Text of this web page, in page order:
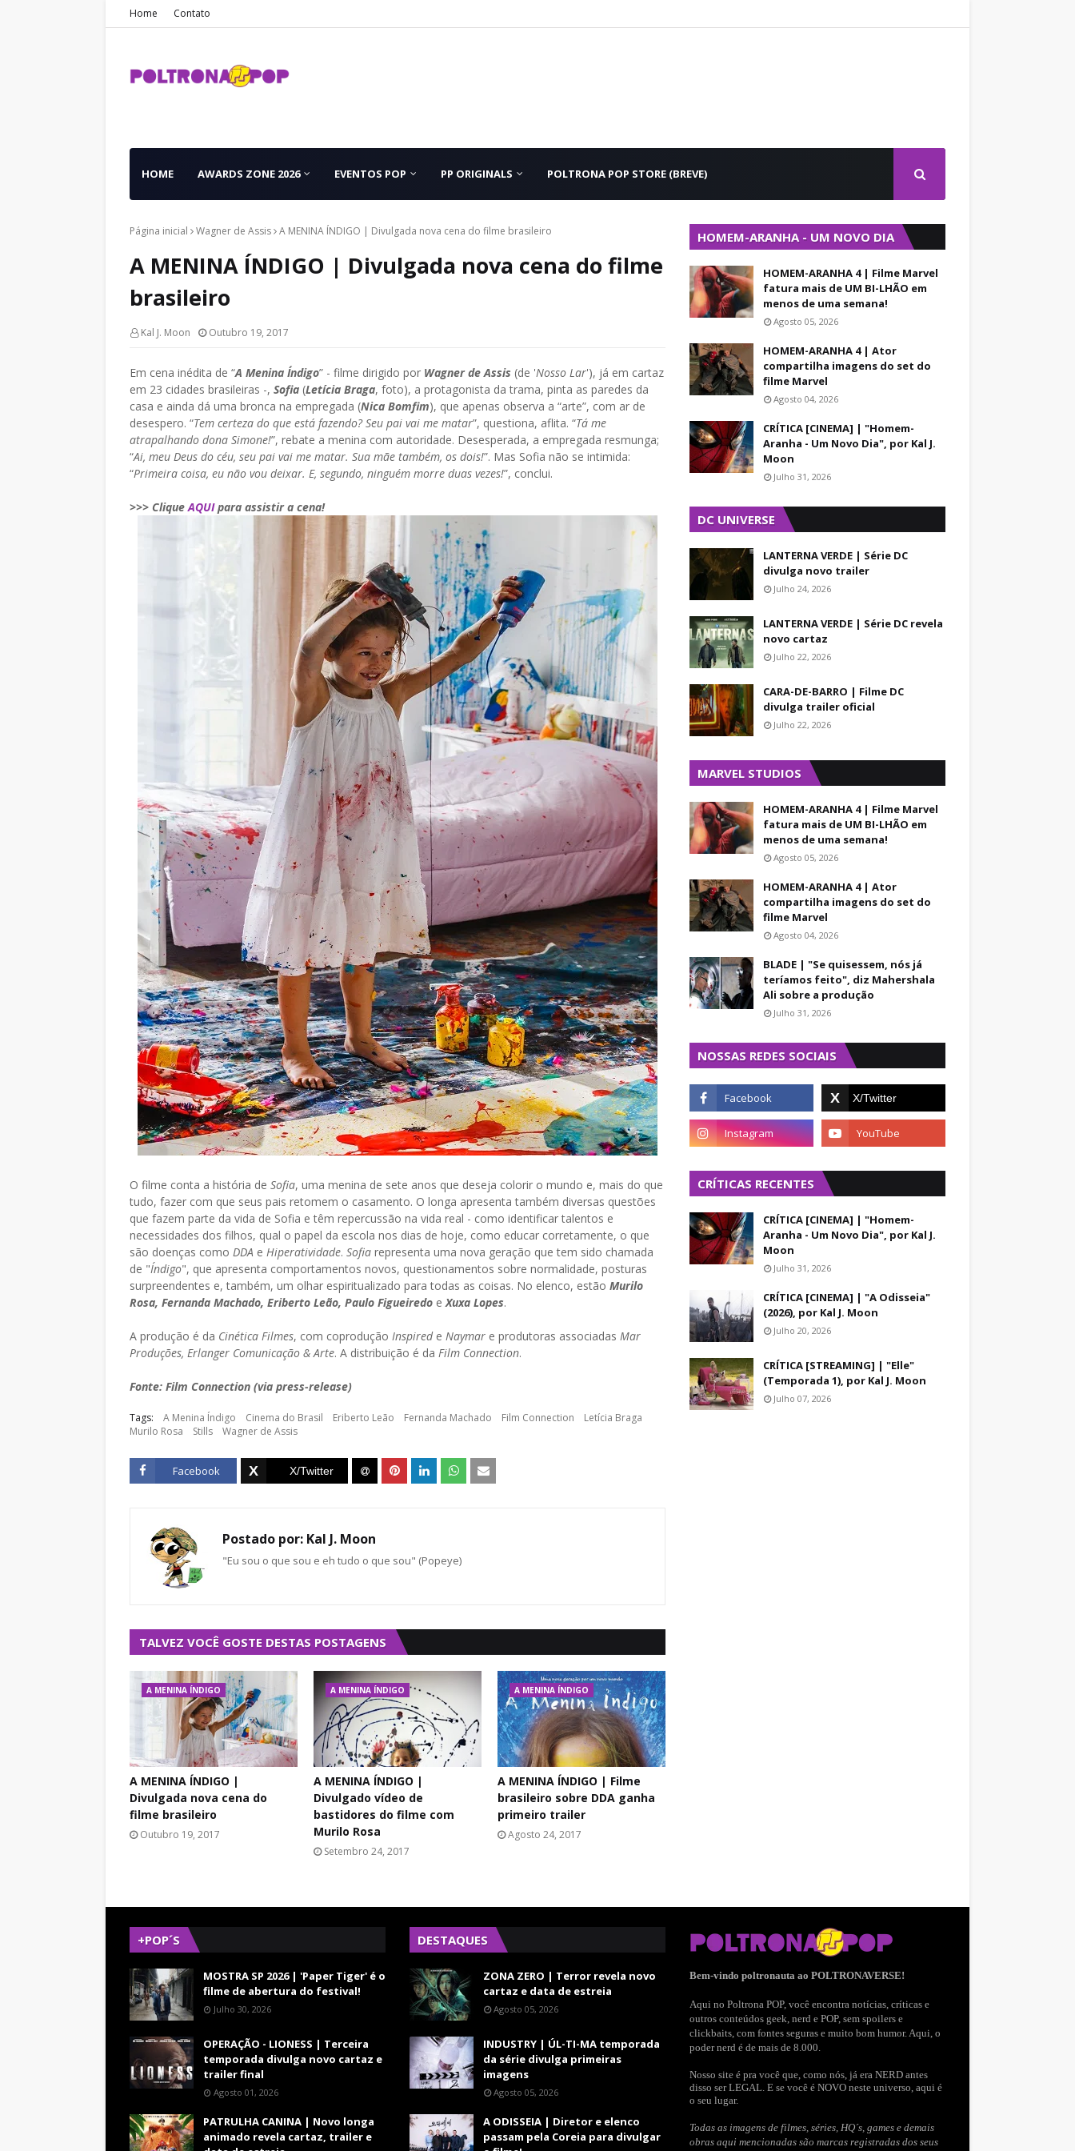
Home Contato
HOME AWARDS ZONE 2026 EVENTOS POP PP ORIGINALS POLTRONA POP STORE (BREVE)
Página inicial Wagner de Assis A MENINA ÍNDIGO | Divulgada nova cena do filme brasileiro
A MENINA ÍNDIGO | Divulgada nova cena do filme
brasileiro
Kal J. Moon Outubro 19, 2017
Em cena inédita de “A Menina Índigo” - filme dirigido por Wagner de Assis (de 'Nosso Lar'), já em cartaz
em 23 cidades brasileiras -, Sofia (Letícia Braga, foto), a protagonista da trama, pinta as paredes da
casa e ainda dá uma bronca na empregada (Nica Bomfim), que apenas observa a “arte”, com ar de
desespero. “Tem certeza do que está fazendo? Seu pai vai me matar”, questiona, aflita. “Tá me
atrapalhando dona Simone!”, rebate a menina com autoridade. Desesperada, a empregada resmunga;
“Ai, meu Deus do céu, seu pai vai me matar. Sua mãe também, os dois!”. Mas Sofia não se intimida:
“Primeira coisa, eu não vou deixar. E, segundo, ninguém morre duas vezes!”, conclui.
>>> CliqueAQUIpara assistir a cena!
O filme conta a história de Sofia, uma menina de sete anos que deseja colorir o mundo e, mais do que
tudo, fazer com que seus pais retomem o casamento. O longa apresenta também diversas questões
que fazem parte da vida de Sofia e têm repercussão na vida real - como identificar talentos e
necessidades dos filhos, qual o papel da escola nos dias de hoje, como educar corretamente, o que
são doenças como DDA e Hiperatividade. Sofia representa uma nova geração que tem sido chamada
de "Índigo", que apresenta comportamentos novos, questionamentos sobre normalidade, posturas
surpreendentes e, também, um olhar espiritualizado para todas as coisas. No elenco, estão Murilo
Rosa, Fernanda Machado, Eriberto Leão, Paulo Figueiredo eXuxa Lopes.
A produção é da Cinética Filmes, com coprodução Inspirede Naymar e produtoras associadas Mar
Produções, Erlanger Comunicação & Arte. A distribuição é da Film Connection.
Fonte: Film Connection (via press-release)
Tags: A Menina Índigo Cinema do Brasil Eriberto Leão Fernanda Machado Film Connection
Letícia Braga
Murilo Rosa
Stills Wagner de Assis
Facebook
Postado por: Kal J. Moon
"Eu sou o que sou e eh tudo o que sou" (Popeye)
TALVEZ VOCÊ GOSTE DESTAS POSTAGENS
A MENINA ÍNDIGO
A MENINA ÍNDIGO |
Divulgada nova cena do
filme brasileiro
Outubro 19, 2017
A MENINA ÍNDIGO
A MENINA ÍNDIGO |
Divulgado vídeo de
bastidores do filme com
Murilo Rosa
Setembro 24, 2017
A MENINA ÍNDIGO
A MENINA ÍNDIGO | Filme
brasileiro sobre DDA ganha
primeiro trailer
Agosto 24, 2017
HOMEM-ARANHA - UM NOVO DIA
HOMEM-ARANHA 4 | Filme Marvel
fatura mais de UM BI-LHÃO em
menos de uma semana!
Agosto 05, 2026
HOMEM-ARANHA 4 | Ator
compartilha imagens do set do
filme Marvel
Agosto 04, 2026
CRÍTICA [CINEMA] | "Homem-
Aranha - Um Novo Dia", por Kal J.
Moon
Julho 31, 2026
DC UNIVERSE
LANTERNA VERDE | Série DC
divulga novo trailer
Julho 24, 2026
LANTERNA VERDE | Série DC revela
novo cartaz
Julho 22, 2026
CARA-DE-BARRO | Filme DC
divulga trailer oficial
Julho 22, 2026
MARVEL STUDIOS
HOMEM-ARANHA 4 | Filme Marvel
fatura mais de UM BI-LHÃO em
menos de uma semana!
Agosto 05, 2026
HOMEM-ARANHA 4 | Ator
compartilha imagens do set do
filme Marvel
Agosto 04, 2026
BLADE | "Se quisessem, nós já
teríamos feito", diz Mahershala
Ali sobre a produção
Julho 31, 2026
NOSSAS REDES SOCIAIS
CRÍTICAS RECENTES
CRÍTICA [CINEMA] | "Homem-
Aranha - Um Novo Dia", por Kal J.
Moon
Julho 31, 2026
CRÍTICA [CINEMA] | "A Odisseia"
(2026), por Kal J. Moon
Julho 20, 2026
CRÍTICA [STREAMING] | "Elle"
(Temporada 1), por Kal J. Moon
Julho 07, 2026
+POP´S
MOSTRA SP 2026 | 'Paper Tiger' é o
filme de abertura do festival!
Julho 30, 2026
OPERAÇÃO - LIONESS | Terceira
temporada divulga novo cartaz e
trailer final
Agosto 01, 2026
PATRULHA CANINA | Novo longa
animado revela cartaz, trailer e
DESTAQUES
ZONA ZERO | Terror revela novo
cartaz e data de estreia
Agosto 05, 2026
INDUSTRY | ÚL-TI-MA temporada
da série divulga primeiras
imagens
Agosto 05, 2026
A ODISSEIA | Diretor e elenco
passam pela Coreia para divulgar
Bem-vindo poltronauta ao POLTRONAVERSE!
Aqui no Poltrona POP, você encontra notícias, críticas e
outros conteúdos geek, nerd e POP, sem spoilers e
clickbaits, com fontes seguras e muito bom humor. Aqui, o
poder nerd é de mais de 8.000.
Nosso site é pra você que, como nós, já era NERD antes
disso ser LEGAL. E se você é NOVO neste universo, aqui é
o seu lugar.
Todas as imagens de filmes, séries, HQ´s, games e demais
obras aqui mencionadas são marcas registradas dos seus